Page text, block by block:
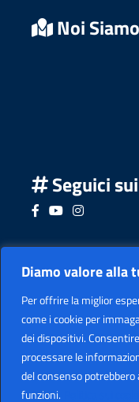
Diamo valore alla
Per offrire la miglior
come i cookie per
dei dispositivi.
processare le
del consenso
funzioni.
Noi
Seguici
Seguici su Facebook
Seguici su
Seguici su